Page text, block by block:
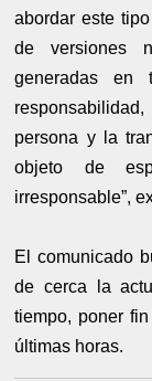
abordar este
de versiones
generadas en
persona y la
objeto de
irresponsable”,
El comunicado
de cerca la
tiempo, poner
últimas horas.